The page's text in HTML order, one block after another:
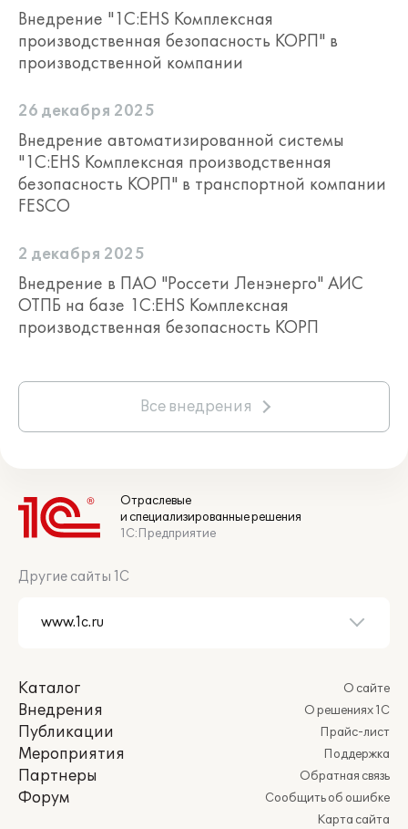
Внедрение "1С:EHS Комплексная
производственная безопасность КОРП" в
производственной компании
26 декабря 2025
Внедрение автоматизированной системы
"1С:EHS Комплексная производственная
безопасность КОРП" в транспортной компании
FESCO
2 декабря 2025
Внедрение в ПАО "Россети Ленэнерго" АИС
ОТПБ на базе 1С:EHS Комплексная
производственная безопасность КОРП
Все внедрения
Отраслевые
и специализированные решения
1С:Предприятие
Другие сайты 1С
Каталог
Внедрения
Публикации
Мероприятия
Партнеры
Форум
О сайте
О решениях 1С
Прайс-лист
Поддержка
Обратная связь
Сообщить об ошибке
Карта сайта